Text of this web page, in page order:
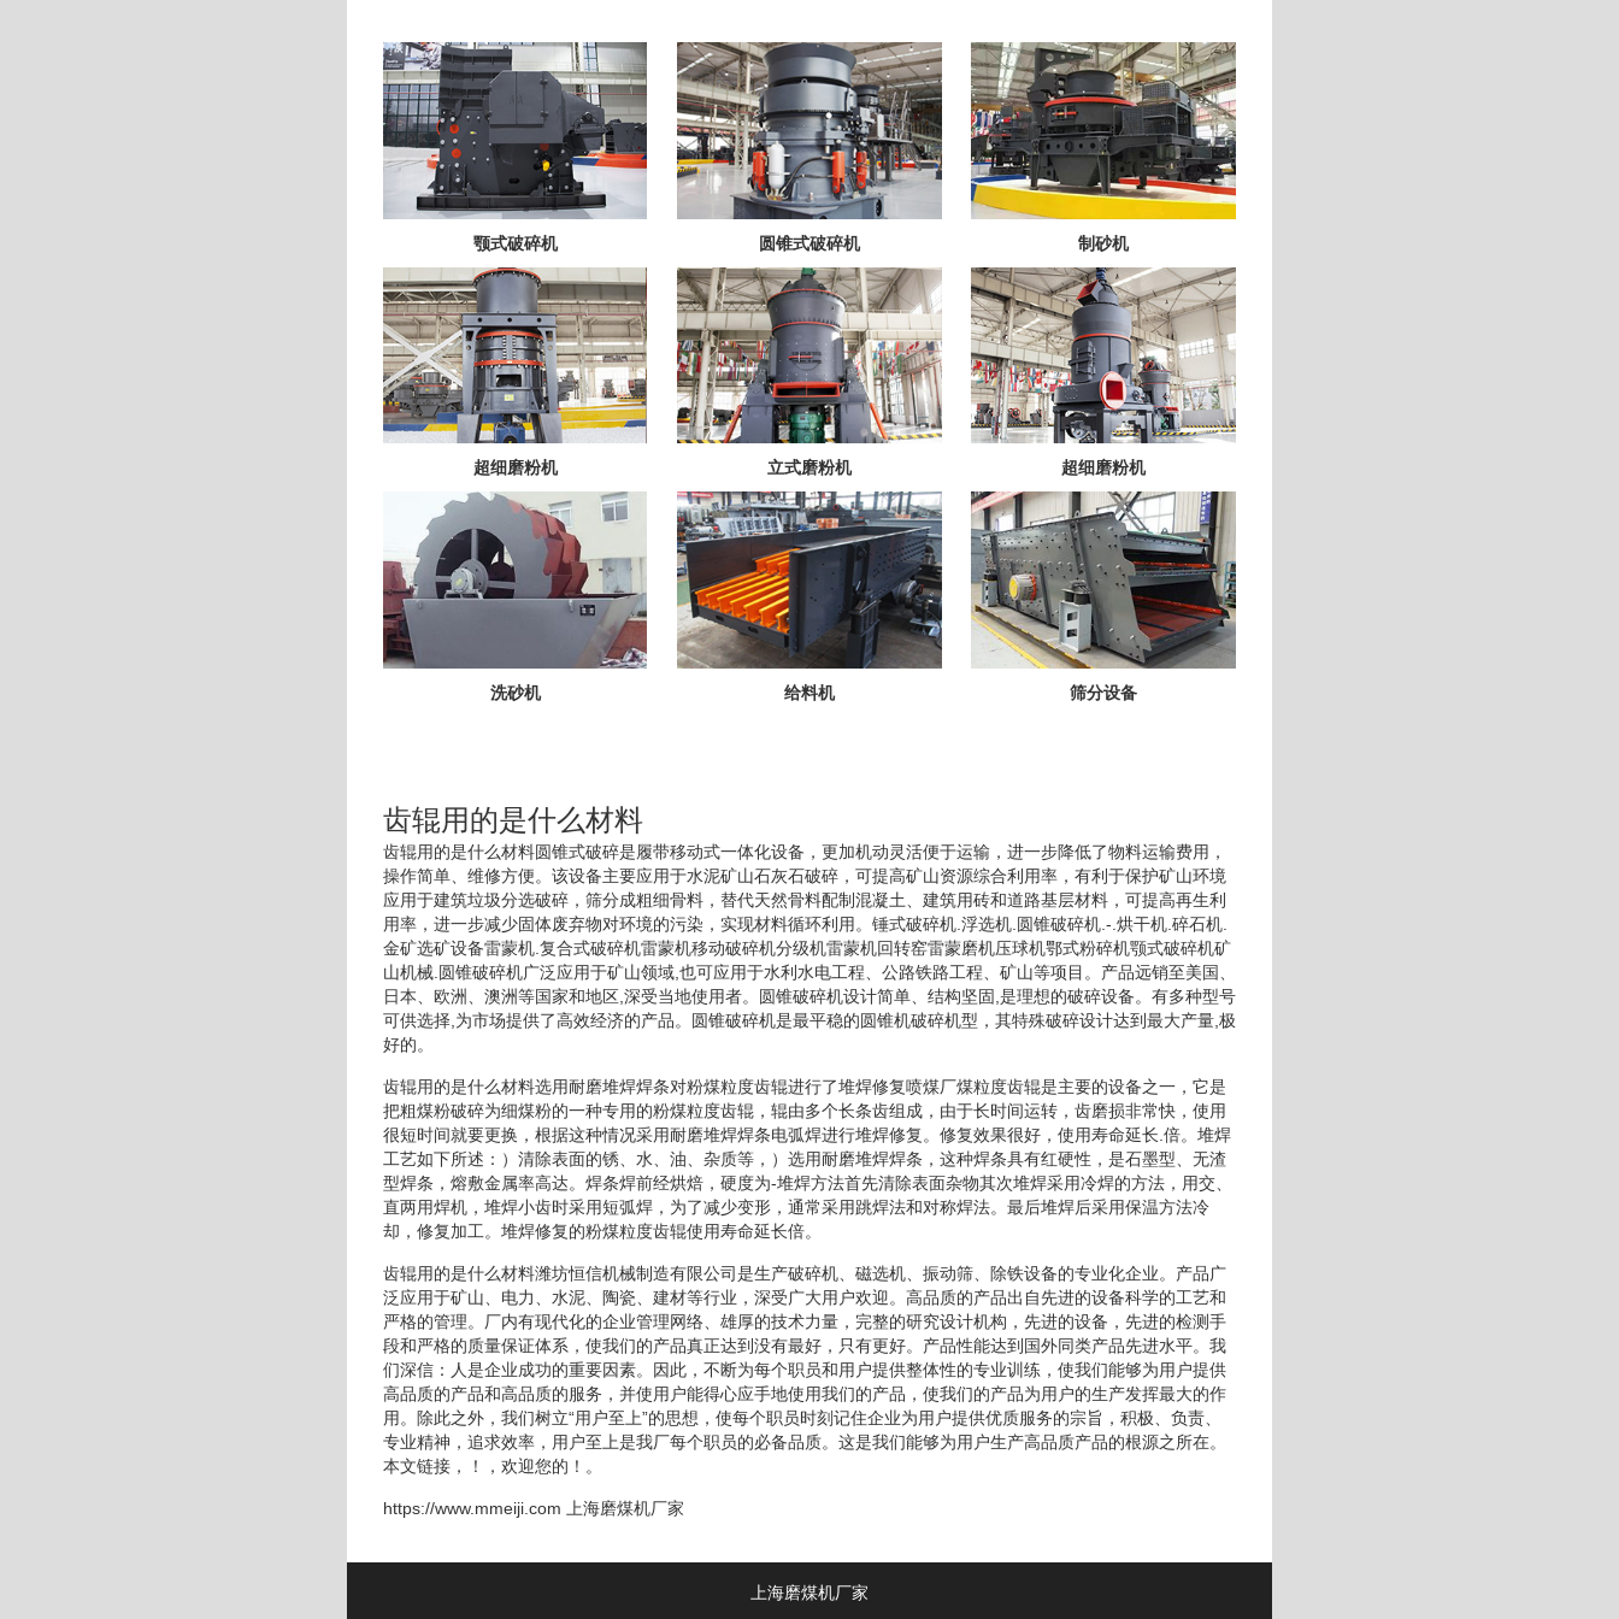
颚式破碎机 圆锥式破碎机 制砂机
超细磨粉机 立式磨粉机 超细磨粉机
洗砂机 给料机 筛分设备
齿辊用的是什么材料
齿辊用的是什么材料圆锥式破碎是履带移动式一体化设备，更加机动灵活便于运输，进一步降低了物料运输费用，
操作简单、维修方便。该设备主要应用于水泥矿山石灰石破碎，可提高矿山资源综合利用率，有利于保护矿山环境
应用于建筑垃圾分选破碎，筛分成粗细骨料，替代天然骨料配制混凝土、建筑用砖和道路基层材料，可提高再生利
用率，进一步减少固体废弃物对环境的污染，实现材料循环利用。锤式破碎机.浮选机.圆锥破碎机.-.烘干机.碎石机.
金矿选矿设备雷蒙机.复合式破碎机雷蒙机移动破碎机分级机雷蒙机回转窑雷蒙磨机压球机鄂式粉碎机颚式破碎机矿
山机械.圆锥破碎机广泛应用于矿山领域,也可应用于水利水电工程、公路铁路工程、矿山等项目。产品远销至美国、
日本、欧洲、澳洲等国家和地区,深受当地使用者。圆锥破碎机设计简单、结构坚固,是理想的破碎设备。有多种型号
可供选择,为市场提供了高效经济的产品。圆锥破碎机是最平稳的圆锥机破碎机型，其特殊破碎设计达到最大产量,极
好的。
齿辊用的是什么材料选用耐磨堆焊焊条对粉煤粒度齿辊进行了堆焊修复喷煤厂煤粒度齿辊是主要的设备之一，它是
把粗煤粉破碎为细煤粉的一种专用的粉煤粒度齿辊，辊由多个长条齿组成，由于长时间运转，齿磨损非常快，使用
很短时间就要更换，根据这种情况采用耐磨堆焊焊条电弧焊进行堆焊修复。修复效果很好，使用寿命延长.倍。堆焊
工艺如下所述：）清除表面的锈、水、油、杂质等，）选用耐磨堆焊焊条，这种焊条具有红硬性，是石墨型、无渣
型焊条，熔敷金属率高达。焊条焊前经烘焙，硬度为-堆焊方法首先清除表面杂物其次堆焊采用冷焊的方法，用交、
直两用焊机，堆焊小齿时采用短弧焊，为了减少变形，通常采用跳焊法和对称焊法。最后堆焊后采用保温方法冷
却，修复加工。堆焊修复的粉煤粒度齿辊使用寿命延长倍。
齿辊用的是什么材料潍坊恒信机械制造有限公司是生产破碎机、磁选机、振动筛、除铁设备的专业化企业。产品广
泛应用于矿山、电力、水泥、陶瓷、建材等行业，深受广大用户欢迎。高品质的产品出自先进的设备科学的工艺和
严格的管理。厂内有现代化的企业管理网络、雄厚的技术力量，完整的研究设计机构，先进的设备，先进的检测手
段和严格的质量保证体系，使我们的产品真正达到没有最好，只有更好。产品性能达到国外同类产品先进水平。我
们深信：人是企业成功的重要因素。因此，不断为每个职员和用户提供整体性的专业训练，使我们能够为用户提供
高品质的产品和高品质的服务，并使用户能得心应手地使用我们的产品，使我们的产品为用户的生产发挥最大的作
用。除此之外，我们树立“用户至上”的思想，使每个职员时刻记住企业为用户提供优质服务的宗旨，积极、负责、
专业精神，追求效率，用户至上是我厂每个职员的必备品质。这是我们能够为用户生产高品质产品的根源之所在。
本文链接，！，欢迎您的！。
https://www.mmeiji.com 上海磨煤机厂家
上海磨煤机厂家